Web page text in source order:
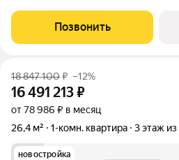
расположена на 3 этаже 12-
квартале бизнес-класса Инджой.
Позвонить
18 847 100₽ –12%
16 491 213₽
от 78 986 ₽ в месяц
26,4 м²
1-комн. квартира 3 этаж из
новостройка